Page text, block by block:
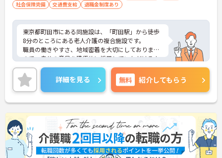
社会保険完備
交通費支給 退職金制度あり
東京都町田市にある同施設は、「町田駅」から徒歩
8分のところにある老人介護の複合施設です。
職員の働きやすさ、地域密着を大切にしております
ので、自分の意見を積極的に採用していただけるよ
うな施設です。研修も入念な計画に基づき、計画
的・段階的にレベルアップをはかりますので、福祉
業界未経験の方も安心して働くことができます。
ご質問などございましたらお気軽のお問い合わせく
ださい。
詳細を見る 無料 紹介してもらう